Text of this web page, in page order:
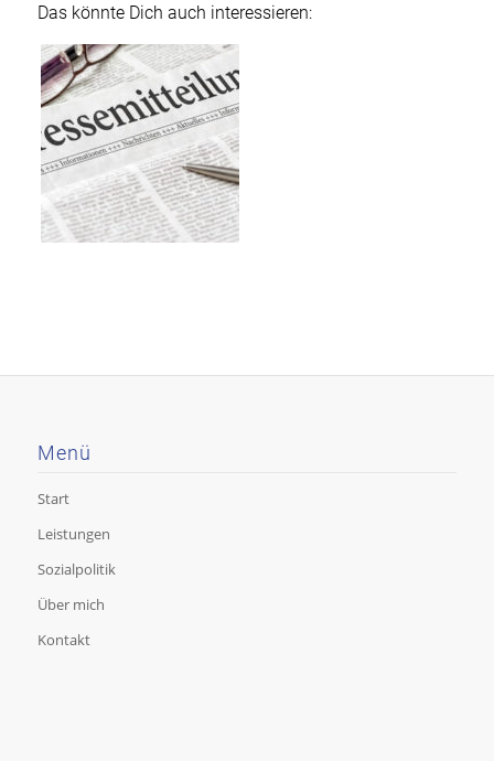
Das könnte Dich auch interessieren:
Menü
Start
Leistungen
Sozialpolitik
Über mich
Kontakt